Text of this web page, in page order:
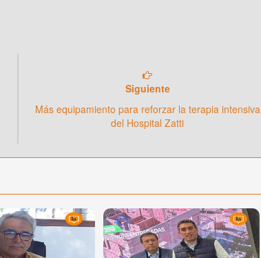
Siguiente
Más equipamiento para reforzar la terapia intensiva
del Hospital Zatti